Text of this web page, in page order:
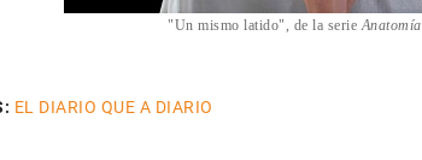
"Un mismo latido", de la serie
EL DIARIO QUE A DIARIO